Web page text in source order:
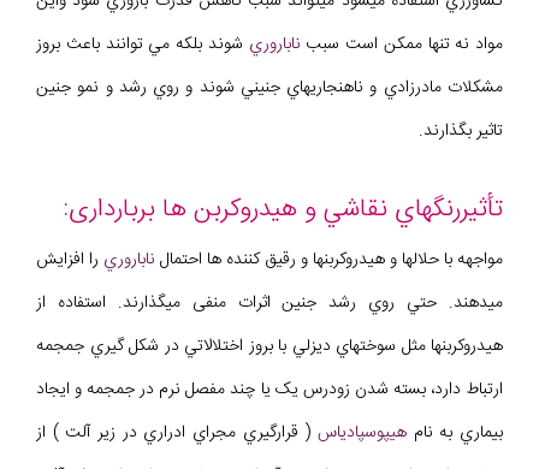
مواد نه تنها ممکن است سبب ناباروري شوند بلکه مي توانند باعث بروز
مشکلات مادرزادي و ناهنجاريهاي جنيني شوند و روي رشد و نمو جنين
تاثير بگذارند.
تأثیررنگهاي نقاشي و هیدروکربن ها بربارداری:
مواجهه با حلالها و هيدروکربنها و رقيق کننده ها احتمال ناباروري را افزايش
ميدهند. حتي روي رشد جنين اثرات منفی ميگذارند. استفاده از
هيدروکربنها مثل سوختهاي ديزلي با بروز اختلالاتي در شکل گيري جمجمه
ارتباط دارد، بسته شدن زودرس يک يا چند مفصل نرم در جمجمه و ايجاد
بيماري به نام هيپوسپادياس ( قرارگيري مجراي ادراري در زير آلت ) از